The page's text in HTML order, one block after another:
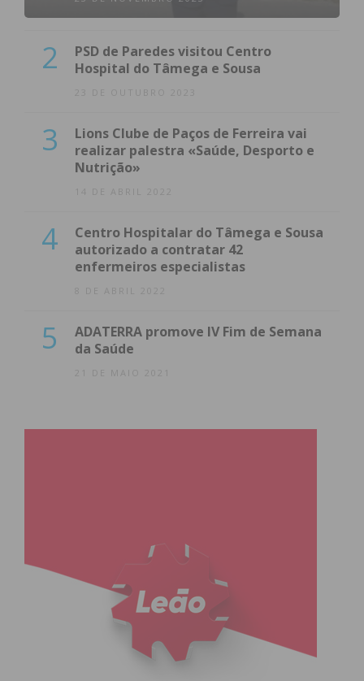
2
PSD de Paredes visitou Centro
Hospital do Tâmega e Sousa
23 DE OUTUBRO 2023
3
Lions Clube de Paços de Ferreira vai
realizar palestra «Saúde, Desporto e
Nutrição»
14 DE ABRIL 2022
4
Centro Hospitalar do Tâmega e Sousa
autorizado a contratar 42
enfermeiros especialistas
8 DE ABRIL 2022
5
ADATERRA promove IV Fim de Semana
da Saúde
21 DE MAIO 2021